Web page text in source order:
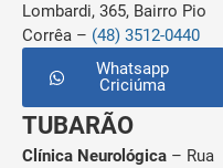
Lombardi, 365, Bairro Pio
Corrêa – (48) 3512-0440
Whatsapp
Criciúma
TUBARÃO
Clínica Neurológica – Rua